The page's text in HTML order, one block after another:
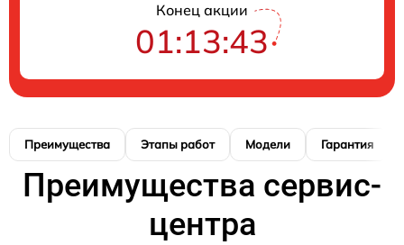
Конец акции
01:13:42
Преимущества Этапы работ Модели Гарантия
Преимущества сервис-
центра